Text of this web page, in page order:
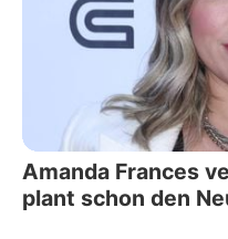
Amanda Frances
plant schon den